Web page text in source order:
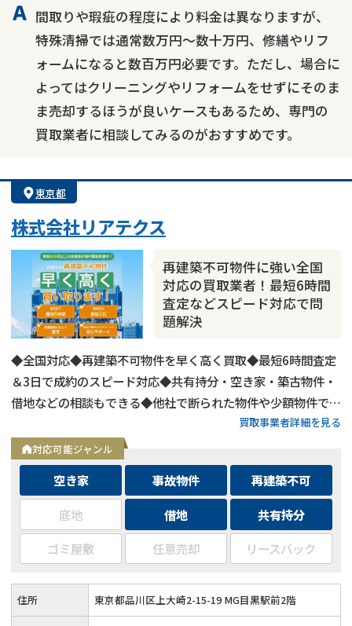
間取りや瑕疵の程度により料金は異なりますが、
特殊清掃では通常数万円～数十万円、修繕やリフ
ォームになると数百万円必要です。ただし、場合に
よってはクリーニングやリフォームをせずにそのま
ま売却するほうが良いケースもあるため、専門の
買取業者に相談してみるのがおすすめです。
東京都
株式会社リアテクス
再建築不可物件に強い全国
対応の買取業者！最短6時間
査定などスピード対応で問
題解決
◆全国対応◆再建築不可物件を早く高く買取◆最短6時間査定
＆3日で成約のスピード対応◆共有持分・空き家・築古物件・
借地などの相談もできる◆他社で断られた物件や少額物件でも
快く対応◆士業や土地家屋調査士との連携で法的な問題にも迅
速に対応
買取事業者詳細を見る
対応可能ジャンル
空き家 事故物件
再建築不可
底地
借地
共有持分
ゴミ屋敷
任意売却 リースバック
住所 東京都品川区上大崎2-15-19 MG目黒駅前2階